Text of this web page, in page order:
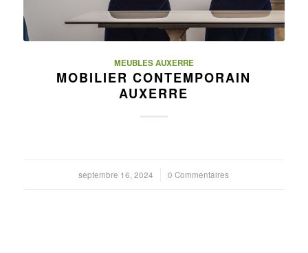
MEUBLES AUXERRE
MOBILIER CONTEMPORAIN
AUXERRE
septembre 16, 2024
/ 0 Commentaires